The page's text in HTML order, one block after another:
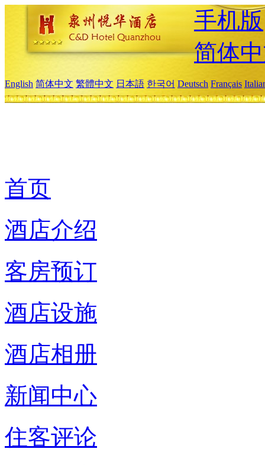
手机版
简体
English 简体中文 繁體中文 日本語 한국어 Deutsch Français
首页
酒店介绍
客房预订
酒店设施
酒店相册
新闻中心
住客评论